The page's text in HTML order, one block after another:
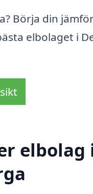
Börja din
elbolaget i
elbolag